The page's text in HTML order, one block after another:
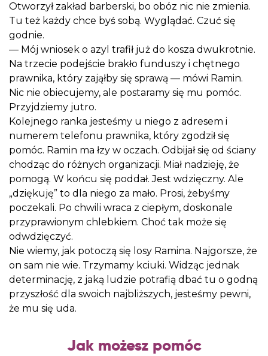
Otworzył zakład barberski, bo obóz nic nie zmienia.
Tu też każdy chce byś sobą. Wyglądać. Czuć się
godnie.
— Mój wniosek o azyl trafił już do kosza dwukrotnie.
Na trzecie podejście brakło funduszy i chętnego
prawnika, który zająłby się sprawą — mówi Ramin.
Nic nie obiecujemy, ale postaramy się mu pomóc.
Przyjdziemy jutro.
Kolejnego ranka jesteśmy u niego z adresem i
numerem telefonu prawnika, który zgodził się
pomóc. Ramin ma łzy w oczach. Odbijał się od ściany
chodząc do różnych organizacji. Miał nadzieję, że
pomogą. W końcu się poddał. Jest wdzięczny. Ale
„dziękuję” to dla niego za mało. Prosi, żebyśmy
poczekali. Po chwili wraca z ciepłym, doskonale
przyprawionym chlebkiem. Choć tak może się
odwdzięczyć.
Nie wiemy, jak potoczą się losy Ramina. Najgorsze, że
on sam nie wie. Trzymamy kciuki. Widząc jednak
determinację, z jaką ludzie potrafią dbać tu o godną
przyszłość dla swoich najbliższych, jesteśmy pewni,
że mu się uda.
Jak możesz pomóc